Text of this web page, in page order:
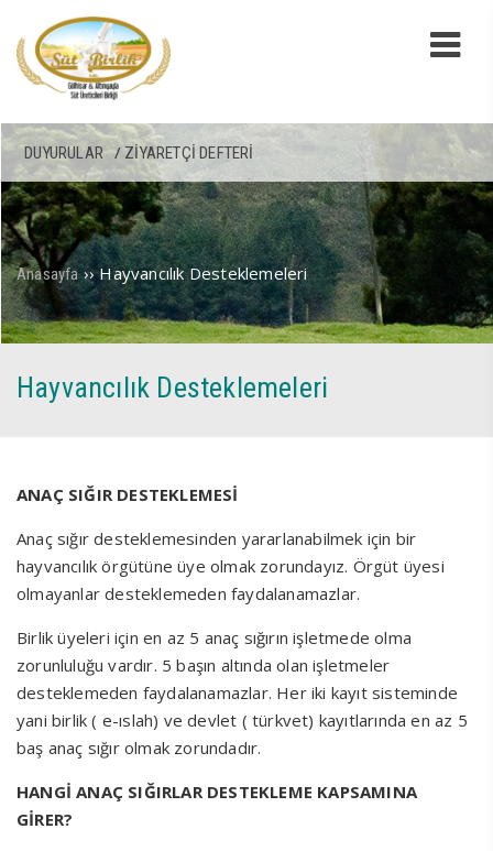
DUYURULAR ZIYARETÇI DEFTERI
Anasayfa ››Hayvancılık Desteklemeleri
Hayvancılık Desteklemeleri
ANAÇ SIĞIR DESTEKLEMESİ
Anaç sığır desteklemesinden yararlanabilmek için bir
hayvancılık örgütüne üye olmak zorundayız. Örgüt üyesi
olmayanlar desteklemeden faydalanamazlar.
Birlik üyeleri için en az 5 anaç sığırın işletmede olma
zorunluluğu vardır. 5 başın altında olan işletmeler
desteklemeden faydalanamazlar. Her iki kayıt sisteminde
yani birlik ( e-ıslah) ve devlet ( türkvet) kayıtlarında en az 5
baş anaç sığır olmak zorundadır.
HANGİ ANAÇ SIĞIRLAR DESTEKLEME KAPSAMINA
GİRER?